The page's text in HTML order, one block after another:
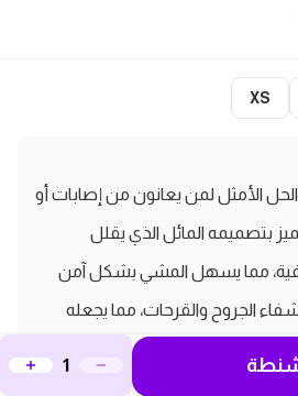
XS
الأمثل لمن يعانون من إصابات أو
بتصميمه المائل الذي يقلل
مما يسهل المشي بشكل آمن
الجروح والقرحات، مما يجعله
الجراحية أو لعلاج قرحات القدم
المباشر على منطقة الجرح.